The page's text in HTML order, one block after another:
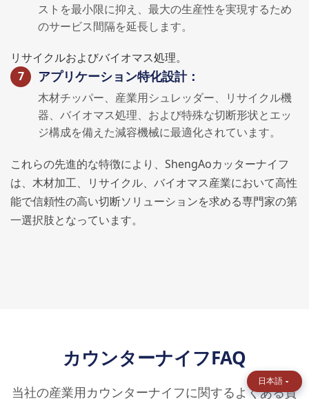
ストを最小限に抑え、最大の生産性を実現するため
のサービス間隔を延長します。
リサイクルおよびバイオマス処理。
アプリケーション特化設計：
木材チッパー、産業用シュレッダー、リサイクル機
器、バイオマス処理、および特殊な切断形状とエッ
ジ構成を備えた減容機械に最適化されています。
これらの先進的な特徴により、ShengAoカッターナイフ
は、木材加工、リサイクル、バイオマス産業において高性
能で信頼性の高い切断ソリューションを求める専門家の第
一選択肢となっています。
カウンターナイフFAQ
当社の産業用カウンターナイフに関するよくある質
日本語